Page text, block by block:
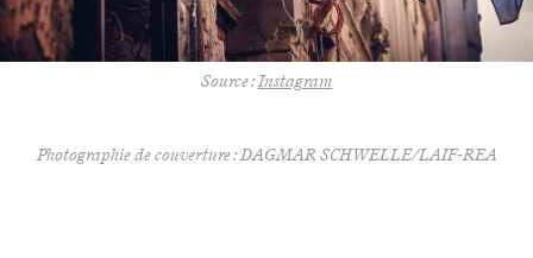
Source :Instagram
Photographie de couverture : DAGMAR SCHWELLE/LAIF-REA